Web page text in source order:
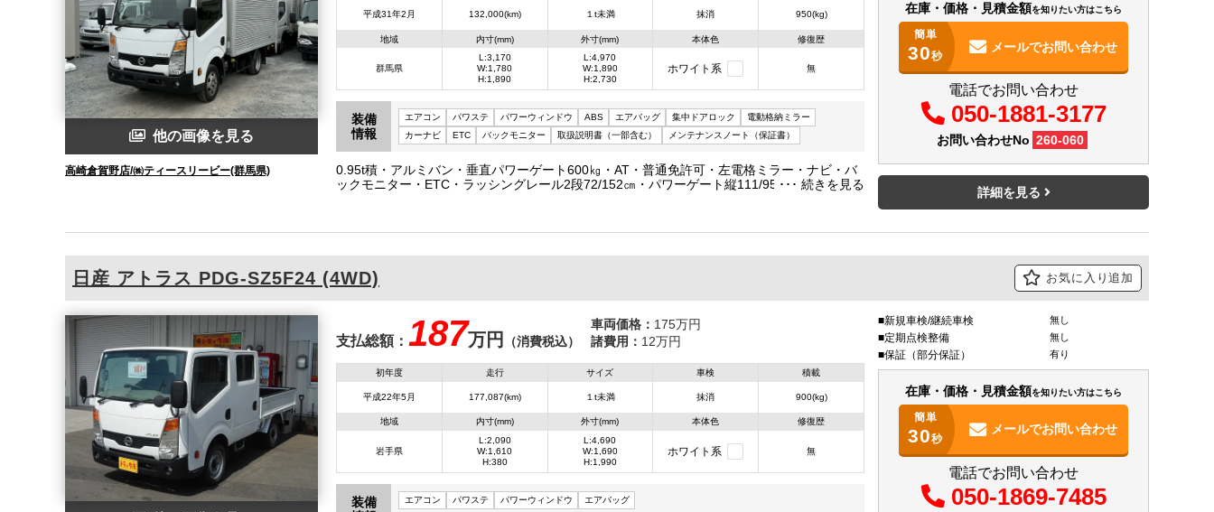
他の画像を見る
高崎倉賀野店/㈱ティースリービー(群馬県)
平成31年2月 132,000(km) １t未満 抹消 950(kg)
地域
群馬県
内寸(mm)
L:3,170
W:1,780
H:1,890
外寸(mm)
L:4,970
W:1,890
H:2,730
本体色
ホワイト系
修復歴
無
装備
情報
エアコン パワステ パワーウィンドウ ABS エアバッグ 集中ドアロック
電動格納ミラー
カーナビ
ETC バックモニター 取扱説明書（一部含む） メンテナンスノート（保証書）
0.95t積・アルミバン・垂直パワーゲート600㎏・AT・普通免許可・左電格ミラー・ナビ・バ
ックモニター・ETC・ラッシングレール2段72/152㎝・パワーゲート縦111/95幅178㎝・車両
在庫・価格・見積金額を知りたい方はこちら
簡単
30秒
メールでお問い合わせ
電話でお問い合わせ
050-1881-3177
お問い合わせNo 260-060
詳細を見る
日産 アトラス PDG-SZ5F24 (4WD) お気に入り追加
支払総額： 187万円 （消費税込）
車両価格： 175万円
諸費用： 12万円
初年度
平成22年5月
走行
177,087(km)
サイズ
１t未満
車検
抹消
積載
900(kg)
地域
岩手県
内寸(mm)
L:2,090
W:1,610
H:380
外寸(mm)
L:4,690
W:1,690
H:1,990
本体色
ホワイト系
修復歴
無
装備
エアコン パワステ パワーウィンドウ エアバッグ
新規車検/継続車検 無し
定期点検整備 無し
保証（部分保証） 有り
在庫・価格・見積金額を知りたい方はこちら
簡単
30秒
メールでお問い合わせ
電話でお問い合わせ
050-1869-7485